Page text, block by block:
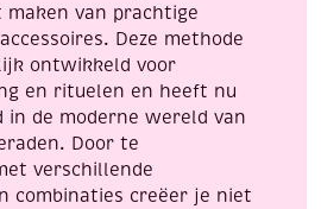
van prachtige
Deze methode
ontwikkeld voor
en rituelen en heeft nu
in de moderne wereld van
Door te
verschillende
combinaties creëer je niet